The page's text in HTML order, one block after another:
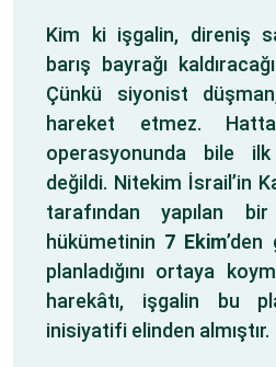
Kim ki işgalin, direniş
barış bayrağı
Çünkü siyonist
hareket etmez.
operasyonunda bile
değildi. Nitekim İsrail’in
tarafından yapılan
hükümetinin 7 Ekim’den
planladığını ortaya
harekâtı, işgalin bu
inisiyatifi elinden almıştır.